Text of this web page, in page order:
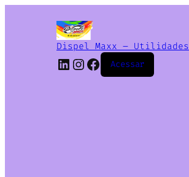
Dispel Maxx – Utilidades
Acessar